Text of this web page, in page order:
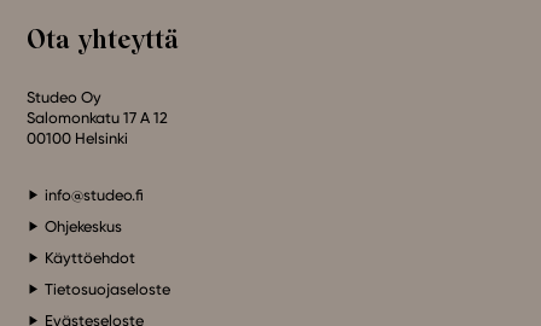
Ota yhteyttä
Studeo Oy
Salomonkatu 17 A 12
00100 Helsinki
info@studeo.fi
Ohjekeskus
Käyttöehdot
Tietosuojaseloste
Evästeseloste